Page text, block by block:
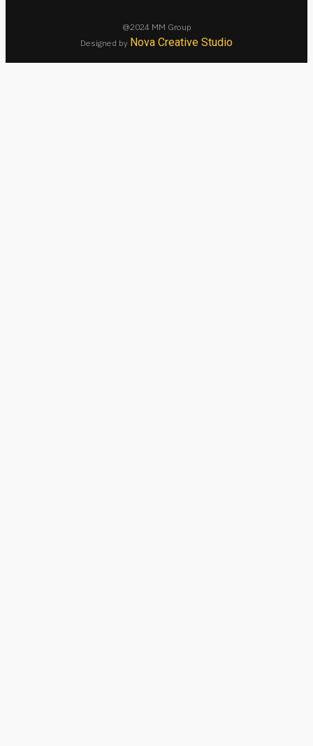
@2024 MM Group
Designed by Nova Creative Studio